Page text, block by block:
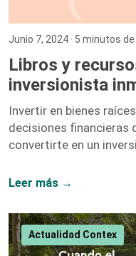
Junio 7, 2024 · 5 minutos
Libros y
inversionista
Invertir en bienes
decisiones financieras
convertirte en un
proporcionarán las
recomendaciones
Millonario de Bienes
fundador de Keller
Leer más →
Actualidad Contex